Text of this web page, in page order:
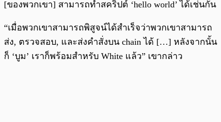
[ของพวกเขา] สามารถทำสคริปต์ ‘hello world’ ได้เช่นกัน
“เมื่อพวกเขาสามารถพิสูจน์ได้สำเร็จว่าพวกเขาสามารถ
ส่ง, ตรวจสอบ, และส่งคำสั่งบน chain ได้ […] หลังจากนั้น
ก็ ‘บูม’ เราก็พร้อมสำหรับ White แล้ว” เขากล่าว